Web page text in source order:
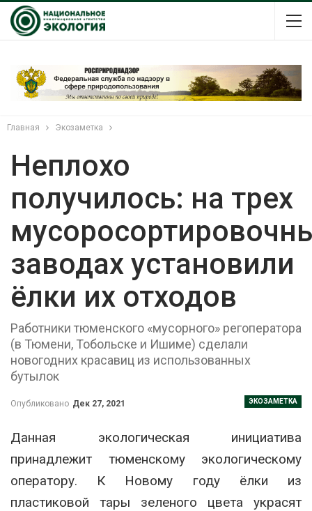
Главная Экозаметка
Неплохо
получилось: на трех
заводах установили
ёлки их отходов
Работники тюменского «мусорного» регоператора
(в Тюмени, Тобольске и Ишиме) сделали
новогодних красавиц из использованных
бутылок
ЭКОЗАМЕТКА
Опубликовано Дек 27, 2021
Данная экологическая инициатива
принадлежит тюменскому экологическому
оператору. К Новому году ёлки из
пластиковой тары зеленого цвета украсят